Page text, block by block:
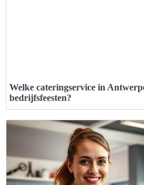
Welke cateringservice in
bedrijfsfeesten?